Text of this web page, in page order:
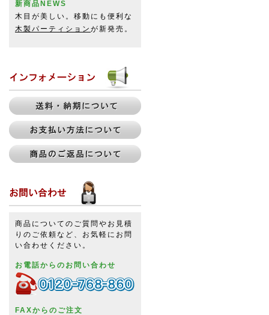
新商品NEWS
木目が美しい。移動にも便利な
木製パーティション が新発売。
商品についてのご質問やお見積
りのご依頼など、お気軽にお問
い合わせください。
お電話からのお問い合わせ
FAXからのご注文